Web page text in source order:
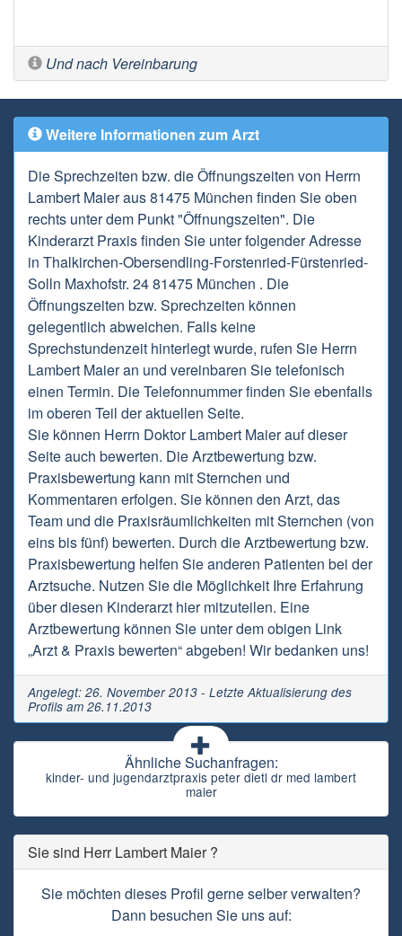
Und nach Vereinbarung
Weitere Informationen zum Arzt
Die Sprechzeiten bzw. die Öffnungszeiten von Herrn
Lambert Maier aus 81475 München finden Sie oben
rechts unter dem Punkt "Öffnungszeiten". Die
Kinderarzt Praxis finden Sie unter folgender Adresse
in Thalkirchen-Obersendling-Forstenried-Fürstenried-
Solln Maxhofstr. 24 81475 München . Die
Öffnungszeiten bzw. Sprechzeiten können
gelegentlich abweichen. Falls keine
Sprechstundenzeit hinterlegt wurde, rufen Sie Herrn
Lambert Maier an und vereinbaren Sie telefonisch
einen Termin. Die Telefonnummer finden Sie ebenfalls
im oberen Teil der aktuellen Seite.
Sie können Herrn Doktor Lambert Maier auf dieser
Seite auch bewerten. Die Arztbewertung bzw.
Praxisbewertung kann mit Sternchen und
Kommentaren erfolgen. Sie können den Arzt, das
Team und die Praxisräumlichkeiten mit Sternchen (von
eins bis fünf) bewerten. Durch die Arztbewertung bzw.
Praxisbewertung helfen Sie anderen Patienten bei der
Arztsuche. Nutzen Sie die Möglichkeit Ihre Erfahrung
über diesen Kinderarzt hier mitzuteilen. Eine
Arztbewertung können Sie unter dem obigen Link
„Arzt & Praxis bewerten“ abgeben! Wir bedanken uns!
Angelegt: 26. November 2013 - Letzte Aktualisierung des
Profils am 26.11.2013
Ähnliche Suchanfragen:
kinder- und jugendarztpraxis peter dietl dr med lambert
maier
Sie sind Herr Lambert Maier ?
Sie möchten dieses Profil gerne selber verwalten?
Dann besuchen Sie uns auf: